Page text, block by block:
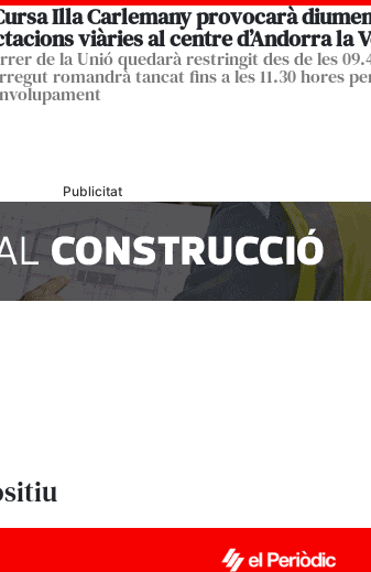
Illa Carlemany provocarà
viàries al centre d’Andorra la
de la Unió quedarà restringit des de les
romandrà tancat fins a les 11.30 hores
Publicitat